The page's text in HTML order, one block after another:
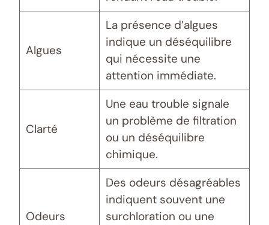
Algues
La présence d’algues
indique un déséquilibre
qui nécessite une
attention immédiate.
Clarté
Une eau trouble signale
un problème de filtration
ou un déséquilibre
chimique.
Odeurs
Des odeurs désagréables
indiquent souvent une
surchloration ou une